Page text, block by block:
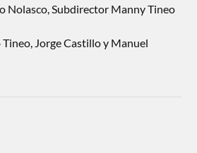
Nolasco, Subdirector Manny Tineo
Jorge Castillo y Manuel